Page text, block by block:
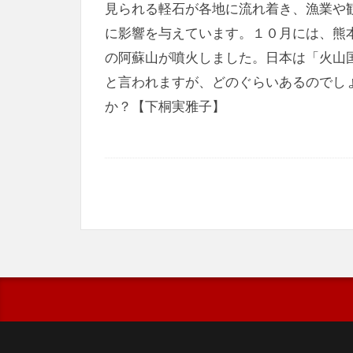
見られる軽石が各地に流れ着き、漁業や
に影響を与えています。１０月には、熊
の阿蘇山が噴火しました。日本は「火山
と言われますが、どのぐらいあるのでし
か？【下桐実雅子】